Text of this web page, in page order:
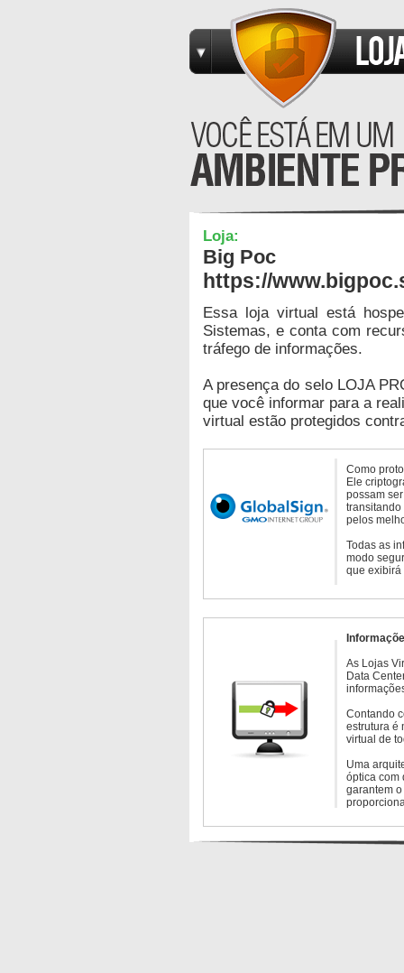
Loja:
Big Poc
https://
Essa loja virtual está
Sistemas, e conta com
tráfego de informações.
A presença do selo LOJA
que você informar para a
virtual estão protegidos
Como
Ele
possam
transitando
pelos
Todas as
modo
que exibirá
As Lojas
Data
Contando
estrutura é
virtual de
Uma
óptica com
garantem